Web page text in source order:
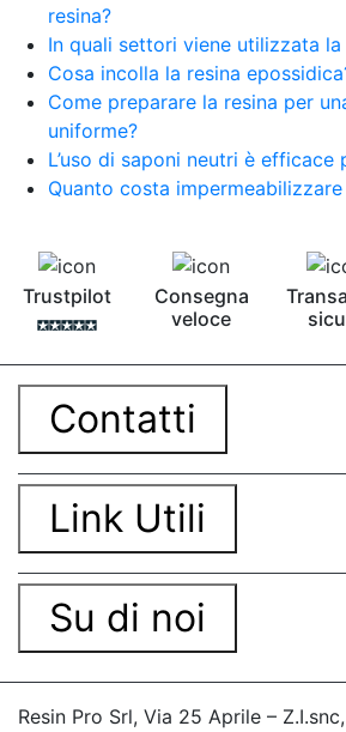
resina?
In quali settori viene utilizzata
Cosa incolla la resina
Come preparare la resina per
uniforme?
L’uso di saponi neutri è efficace
Quanto costa
Trustpilot
Consegna
veloce
Contatti
Link Utili
Su di noi
Resin Pro Srl, Via 25 Aprile –